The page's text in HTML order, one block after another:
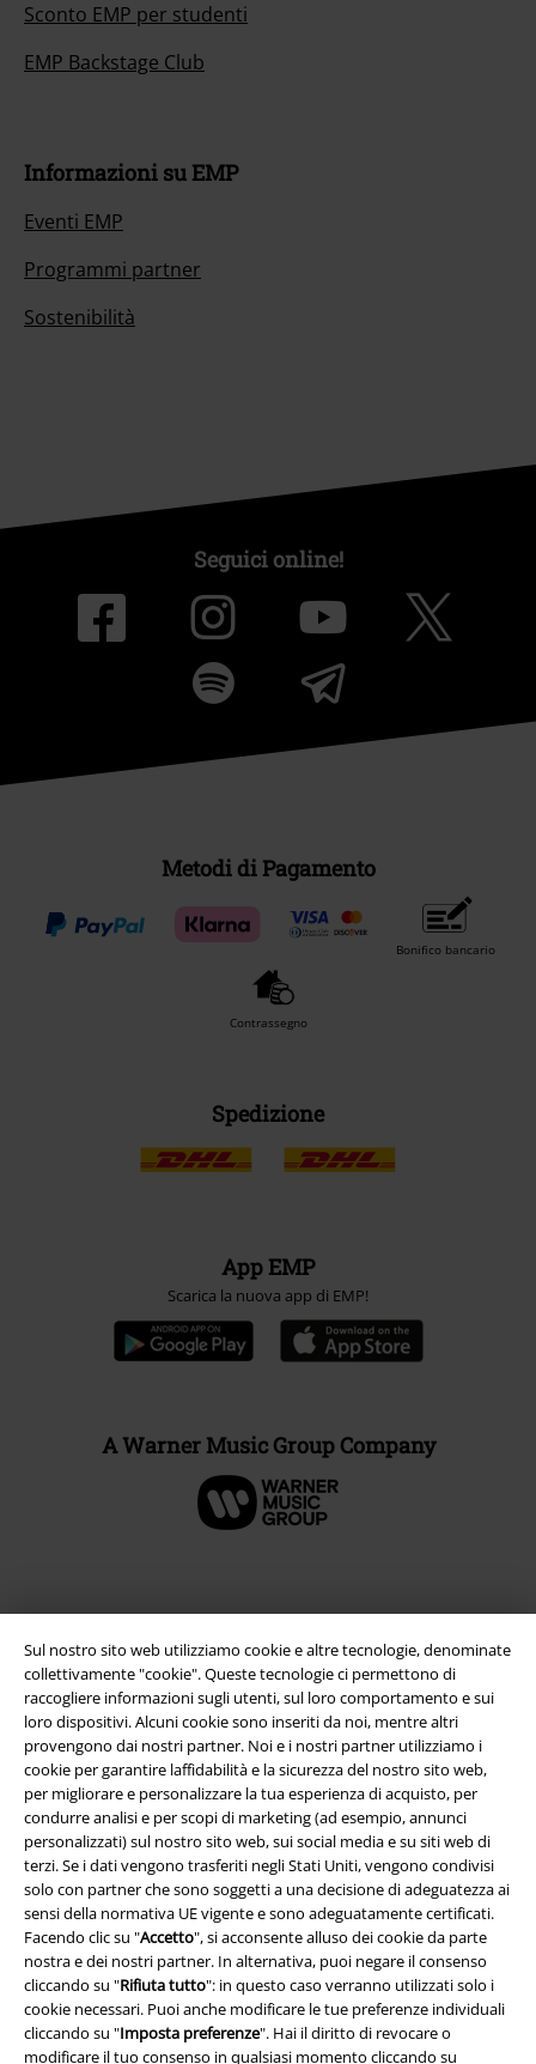
Sul nostro sito web utilizziamo cookie e altre tecnologie, denominate
collettivamente "cookie". Queste tecnologie ci permettono di
raccogliere informazioni sugli utenti, sul loro comportamento e sui
loro dispositivi. Alcuni cookie sono inseriti da noi, mentre altri
provengono dai nostri partner. Noi e i nostri partner utilizziamo i
cookie per garantire laffidabilità e la sicurezza del nostro sito web,
per migliorare e personalizzare la tua esperienza di acquisto, per
condurre analisi e per scopi di marketing (ad esempio, annunci
personalizzati) sul nostro sito web, sui social media e su siti web di
terzi. Se i dati vengono trasferiti negli Stati Uniti, vengono condivisi
solo con partner che sono soggetti a una decisione di adeguatezza ai
sensi della normativa UE vigente e sono adeguatamente certificati.
Facendo clic su "Accetto", si acconsente alluso dei cookie da parte
nostra e dei nostri partner. In alternativa, puoi negare il consenso
cliccando su "Rifiuta tutto": in questo caso verranno utilizzati solo i
cookie necessari. Puoi anche modificare le tue preferenze individuali
cliccando su "Imposta preferenze". Hai il diritto di revocare o
modificare il tuo consenso in qualsiasi momento cliccando su
Sconto EMP per studenti
EMP Backstage Club
Informazioni su EMP
Eventi EMP
Programmi partner
Sostenibilità
Seguici online!
Metodi di Pagamento
Bonifico bancario
Contrassegno
Spedizione
App EMP
Scarica la nuova app di EMP!
A Warner Music Group Company
Info legali
Termini & Condizioni
Redazione
Legge sulla Privacy
Smaltimento rifiuti e protezione dell’ambiente
Dichiarazione di Conformità